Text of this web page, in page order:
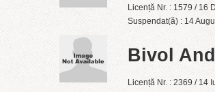
Licență Nr. : 1579 / 16
Suspendat(ă) : 14
Bivol
Licență Nr. : 2369 / 14